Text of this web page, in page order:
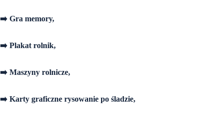
➡️ Gra memory,
➡️ Plakat rolnik,
➡️ Maszyny rolnicze,
➡️ Karty graficzne rysowanie po śladzie,